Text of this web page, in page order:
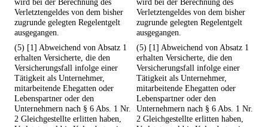
wird bei der Berechnung des
Verletztengeldes von dem bisher
zugrunde gelegten Regelentgelt
ausgegangen.
wird bei der Berechnung des
Verletztengeldes von dem bisher
zugrunde gelegten Regelentgelt
ausgegangen.
(5) [1] Abweichend von Absatz 1
erhalten Versicherte, die den
Versicherungsfall infolge einer
Tätigkeit als Unternehmer,
mitarbeitende Ehegatten oder
Lebenspartner oder den
Unternehmern nach § 6 Abs. 1 Nr.
2 Gleichgestellte erlitten haben,
(5) [1] Abweichend von Absatz 1
erhalten Versicherte, die den
Versicherungsfall infolge einer
Tätigkeit als Unternehmer,
mitarbeitende Ehegatten oder
Lebenspartner oder den
Unternehmern nach § 6 Abs. 1 Nr.
2 Gleichgestellte erlitten haben,